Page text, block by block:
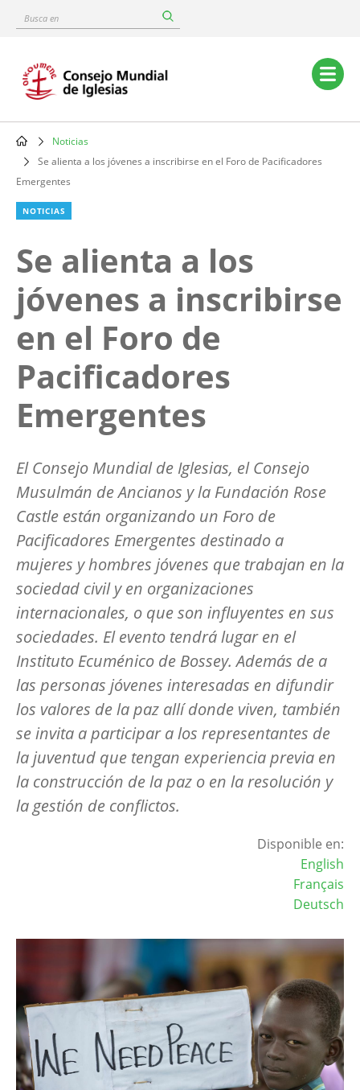
content
Busca
Main
navigation
Breadcrumb
Noticias
Se alienta a los jóvenes a inscribirse en el Foro de Pacificadores
Emergentes
NOTICIAS
Se alienta a los
jóvenes a inscribirse
en el Foro de
Pacificadores
Emergentes
El Consejo Mundial de Iglesias, el Consejo
Musulmán de Ancianos y la Fundación Rose
Castle están organizando un Foro de
Pacificadores Emergentes destinado a
mujeres y hombres jóvenes que trabajan en la
sociedad civil y en organizaciones
internacionales, o que son influyentes en sus
sociedades. El evento tendrá lugar en el
Instituto Ecuménico de Bossey. Además de a
las personas jóvenes interesadas en difundir
los valores de la paz allí donde viven, también
se invita a participar a los representantes de
la juventud que tengan experiencia previa en
la construcción de la paz o en la resolución y
la gestión de conflictos.
Disponible en:
English
Français
Deutsch